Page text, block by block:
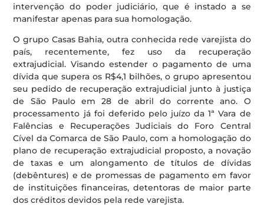
intervenção do poder judiciário, que é instado a se
manifestar apenas para sua homologação.
O grupo Casas Bahia, outra conhecida rede varejista do
país, recentemente, fez uso da recuperação
extrajudicial. Visando estender o pagamento de uma
dívida que supera os R$4,1 bilhões, o grupo apresentou
seu pedido de recuperação extrajudicial junto à justiça
de São Paulo em 28 de abril do corrente ano. O
processamento já foi deferido pelo juízo da 1ª Vara de
Falências e Recuperações Judiciais do Foro Central
Cível da Comarca de São Paulo, com a homologação do
plano de recuperação extrajudicial proposto, a novação
de taxas e um alongamento de títulos de dívidas
(debêntures) e de promessas de pagamento em favor
de instituições financeiras, detentoras de maior parte
dos créditos devidos pela rede varejista.